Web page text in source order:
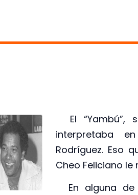
El “Yambú”,
interpretaba
Rodríguez. Eso
Cheo Feliciano
En alguna de